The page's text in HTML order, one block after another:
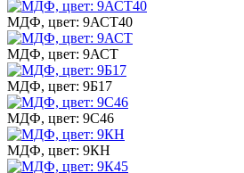
МДФ, цвет: 9АСТ40
МДФ, цвет: 9АСТ
МДФ, цвет: 9Б17
МДФ, цвет: 9С46
МДФ, цвет: 9КН